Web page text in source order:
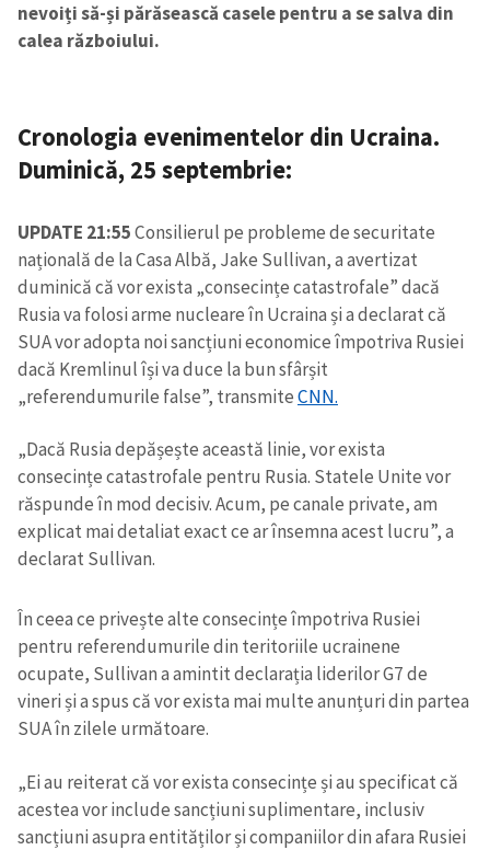
nevoiți să-și părăsească casele pentru a se salva din
calea războiului.
Cronologia evenimentelor din Ucraina.
Duminică, 25 septembrie:
UPDATE 21:55Consilierul pe probleme de securitate
națională de la Casa Albă, Jake Sullivan, a avertizat
duminică că vor exista „consecințe catastrofale” dacă
Rusia va folosi arme nucleare în Ucraina și a declarat că
SUA vor adopta noi sancțiuni economice împotriva Rusiei
dacă Kremlinul își va duce la bun sfârșit
„referendumurile false”, transmiteCNN.
„Dacă Rusia depășește această linie, vor exista
consecințe catastrofale pentru Rusia. Statele Unite vor
răspunde în mod decisiv. Acum, pe canale private, am
explicat mai detaliat exact ce ar însemna acest lucru”, a
declarat Sullivan.
În ceea ce privește alte consecințe împotriva Rusiei
pentru referendumurile din teritoriile ucrainene
ocupate, Sullivan a amintit declarația liderilor G7 de
vineri și a spus că vor exista mai multe anunțuri din partea
SUA în zilele următoare.
„Ei au reiterat că vor exista consecințe și au specificat că
acestea vor include sancțiuni suplimentare, inclusiv
sancțiuni asupra entităților și companiilor din afara Rusiei